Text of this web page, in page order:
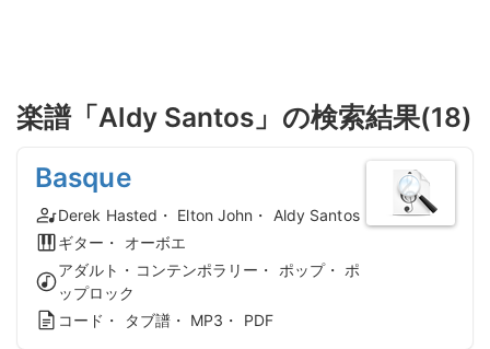
楽譜「Aldy Santos」の検索結果(18)
Basque
Derek Hasted・ Elton John・ Aldy Santos
ギター・ オーボエ
アダルト・コンテンポラリー・ ポップ・ ポ
ップロック
コード・ タブ譜・ MP3・ PDF